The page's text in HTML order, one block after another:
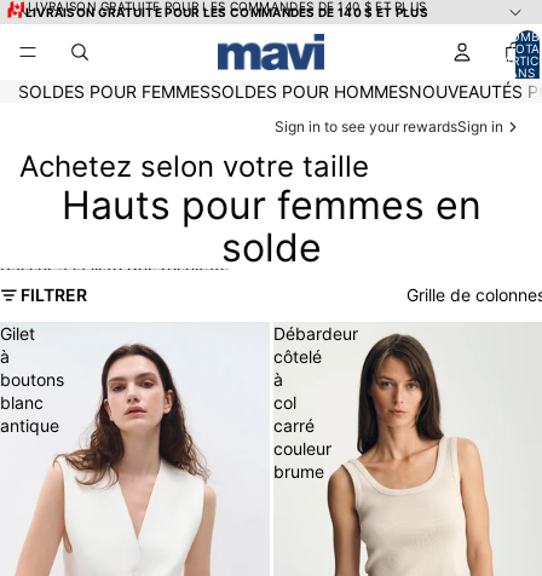
🇨🇦 LIVRAISON GRATUITE POUR LES COMMANDES DE 140 $ ET PLUS
🇨🇦 LIVRAISON GRATUITE POUR LES COMMANDES DE 140 $ ET PLUS
DANS
SOLDES POUR FEMMESSOLDES POUR HOMMESNOUVEAUTÉS
Sign in to see your rewardsSign in
Achetez selon votre taille
Hauts pour femmes en
solde
Passer à la liste des résultats
FILTRER
Grille de
Gilet
à
boutons
blanc
antique
Débardeur
côtelé
à
col
carré
couleur
brume